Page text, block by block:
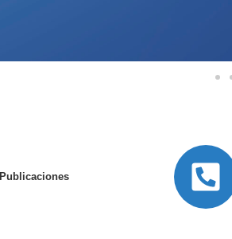
Publicaciones